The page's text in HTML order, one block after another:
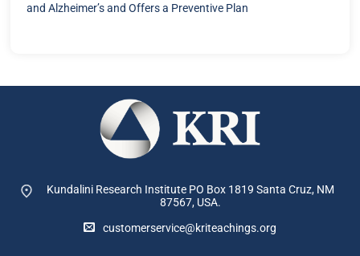
and Alzheimer’s and Offers a Preventive Plan
Kundalini Research Institute PO Box 1819 Santa Cruz, NM
87567, USA.
customerservice@kriteachings.org